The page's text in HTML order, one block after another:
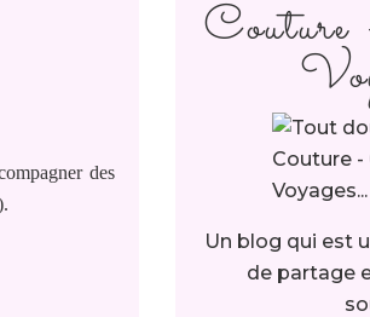
des
Un blog qui est
de partage